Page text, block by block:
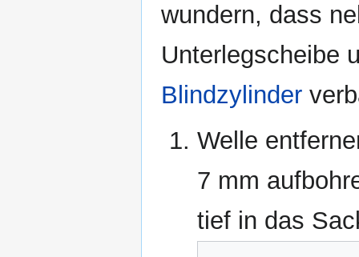
wundern, dass
Unterlegscheibe
Blindzylinder
Welle
7 mm
tief in das